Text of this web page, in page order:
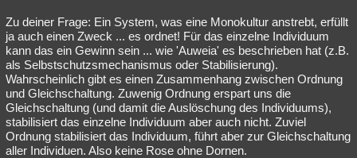
weitere Rubriken
Philosophie Träume Orte Esoterik Literatur
Astronomie Helpdesk Gruppen Gaming Filme
Musik Clash Verbesserungen Allmystery English
Übersichten
Besucht Teilgenommen Alle Neue
Zu deiner Frage: Ein System, was eine Monokultur anstrebt, erfüllt
ja auch einen Zweck ... es ordnet! Für das einzelne Individuum
kann das ein Gewinn sein ... wie 'Auweia' es beschrieben hat (z.B.
als Selbstschutzsmechanismus oder Stabilisierung).
Wahrscheinlich gibt es einen Zusammenhang zwischen Ordnung
und Gleichschaltung. Zuwenig Ordnung erspart uns die
Gleichschaltung (und damit die Auslöschung des Individuums),
stabilisiert das einzelne Individuum aber auch nicht. Zuviel
Ordnung stabilisiert das Individuum, führt aber zur Gleichschaltung
aller Individuen. Also keine Rose ohne Dornen.